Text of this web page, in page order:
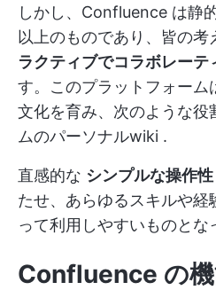
しかし、Confluence は静
以上のものであり、皆の考
ラクティブでコラボレーテ
す。このプラットフォーム
文化を育み、次のような役
ムのパーソナルwiki .
直感的な シンプルな操作性
たせ、あらゆるスキルや経
って利用しやすいものとな
Confluence の